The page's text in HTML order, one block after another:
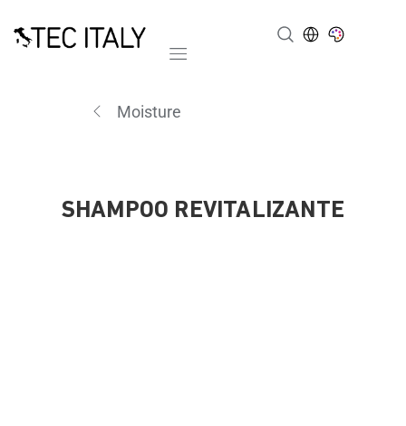
Mobile navigation
Moisture
SHAMPOO REVITALIZANTE